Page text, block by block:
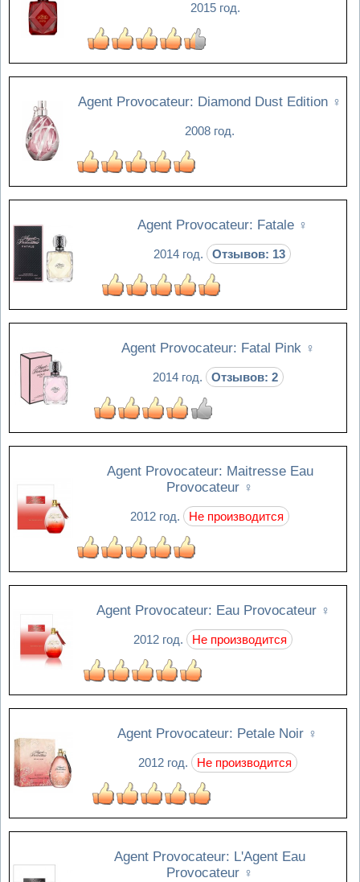
2015 год.
Agent Provocateur: Diamond Dust Edition ♀
2008 год.
Agent Provocateur: Fatale ♀
2014 год. Отзывов: 13
Agent Provocateur: Fatal Pink ♀
2014 год. Отзывов: 2
Agent Provocateur: Maitresse Eau
Provocateur ♀
2012 год. Не производится
Agent Provocateur: Eau Provocateur ♀
2012 год. Не производится
Agent Provocateur: Petale Noir ♀
2012 год. Не производится
Agent Provocateur: L'Agent Eau
Provocateur ♀